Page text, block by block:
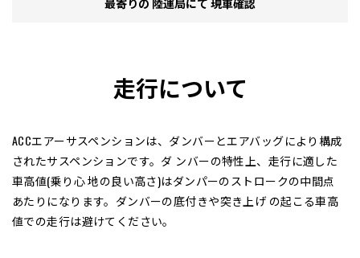
走行について
ACCエアーサスペンションは、ダンバーとエアバッグにより構成
されたサスペンションです。ダ ンバーの特性上、走行に適した
車高値(乗り心 地の良い高さ)はダンパーのストロークの中間点
あたりになります。ダンバーの底付きや突き上げ の起こる車高
値での走行は避けてください。